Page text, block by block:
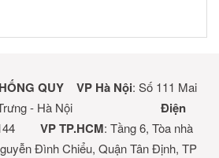
QUY VP Hà Nội: Số 111 Mai
Bà Trưng - Hà Nội Điện
VP TP.HCM: Tầng 6, Tòa nhà
Đình Chiểu, Quận Tân Định, TP